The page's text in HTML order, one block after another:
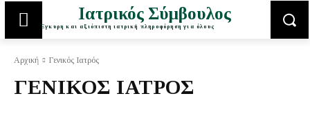
Ιατρικός Σύμβουλος
Έγκυρη και αξιόπιστη ιατρική πληροφόρηση για όλους
Αρχική Γενικός Ιατρός
ΓΕΝΙΚΌΣ ΙΑΤΡΌΣ